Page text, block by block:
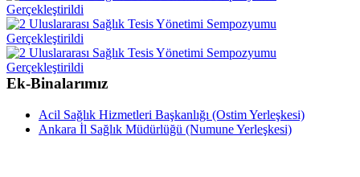
Ek-Binalarımız
Acil Sağlık Hizmetleri Başkanlığı (Ostim Yerleşkesi)
Ankara İl Sağlık Müdürlüğü (Numune Yerleşkesi)